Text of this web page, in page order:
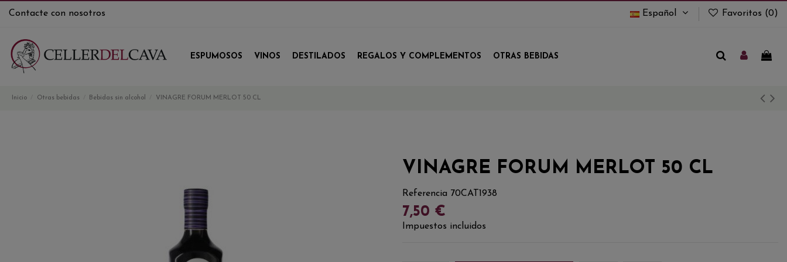
Contacte con nosotros Español Favoritos (0)
ESPUMOSOS VINOS DESTILADOS REGALOS Y COMPLEMENTOS OTRAS BEBIDAS
Inicio Otras bebidas Bebidas sin alcohol VINAGRE FORUM MERLOT 50 CL
VINAGRE FORUM MERLOT 50 CL
Referencia 70CAT1938
7,50 €
Impuestos incluidos